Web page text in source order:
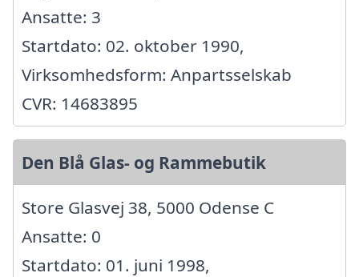
Ansatte: 3
Startdato: 02. oktober 1990,
Virksomhedsform: Anpartsselskab
CVR: 14683895
Den Blå Glas- og Rammebutik
Store Glasvej 38, 5000 Odense C
Ansatte: 0
Startdato: 01. juni 1998,